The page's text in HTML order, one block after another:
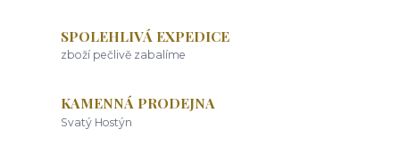
SPOLEHLIVÁ EXPEDICE
zboží pečlivě zabalíme
KAMENNÁ PRODEJNA
Svatý Hostýn